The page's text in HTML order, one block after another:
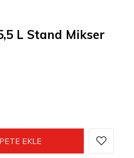
L Stand Mikser